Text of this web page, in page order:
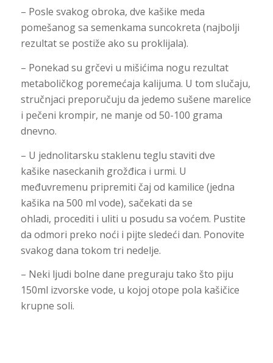
– Posle svakog obroka, dve kašike meda
pomešanog sa semenkama suncokreta (najbolji
rezultat se postiže ako su proklijala).
– Ponekad su grčevi u mišićima nogu rezultat
metaboličkog poremećaja kalijuma. U tom slučaju,
stručnjaci preporučuju da jedemo sušene marelice
i pečeni krompir, ne manje od 50-100 grama
dnevno.
– U jednolitarsku staklenu teglu staviti dve
kašike naseckanih grožđica i urmi. U
međuvremenu pripremiti čaj od kamilice (jedna
kašika na 500 ml vode), sačekati da se
ohladi, procediti i uliti u posudu sa voćem. Pustite
da odmori preko noći i pijte sledeći dan. Ponovite
svakog dana tokom tri nedelje.
– Neki ljudi bolne dane preguraju tako što piju
150ml izvorske vode, u kojoj otope pola kašičice
krupne soli.